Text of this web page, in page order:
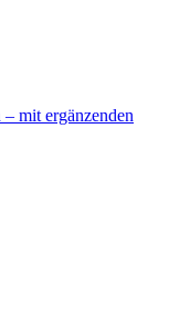
mit ergänzenden